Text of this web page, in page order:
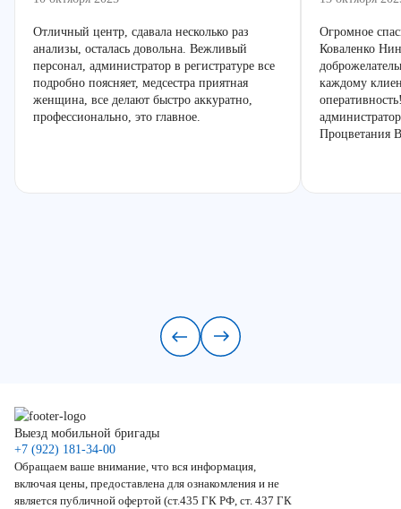
Отличный центр, сдавала несколько раз
анализы, осталась довольна. Вежливый
персонал, администратор в регистратуре все
подробно поясняет, медсестра приятная
женщина, все делают быстро аккуратно,
профессионально, это главное.
Огромное
Коваленко
каждому
Выезд мобильной бригады
+7 (922) 181-34-00
Обращаем ваше внимание, что вся информация,
включая цены, предоставлена для ознакомления и не
является публичной офертой (ст.435 ГК РФ, ст. 437 ГК